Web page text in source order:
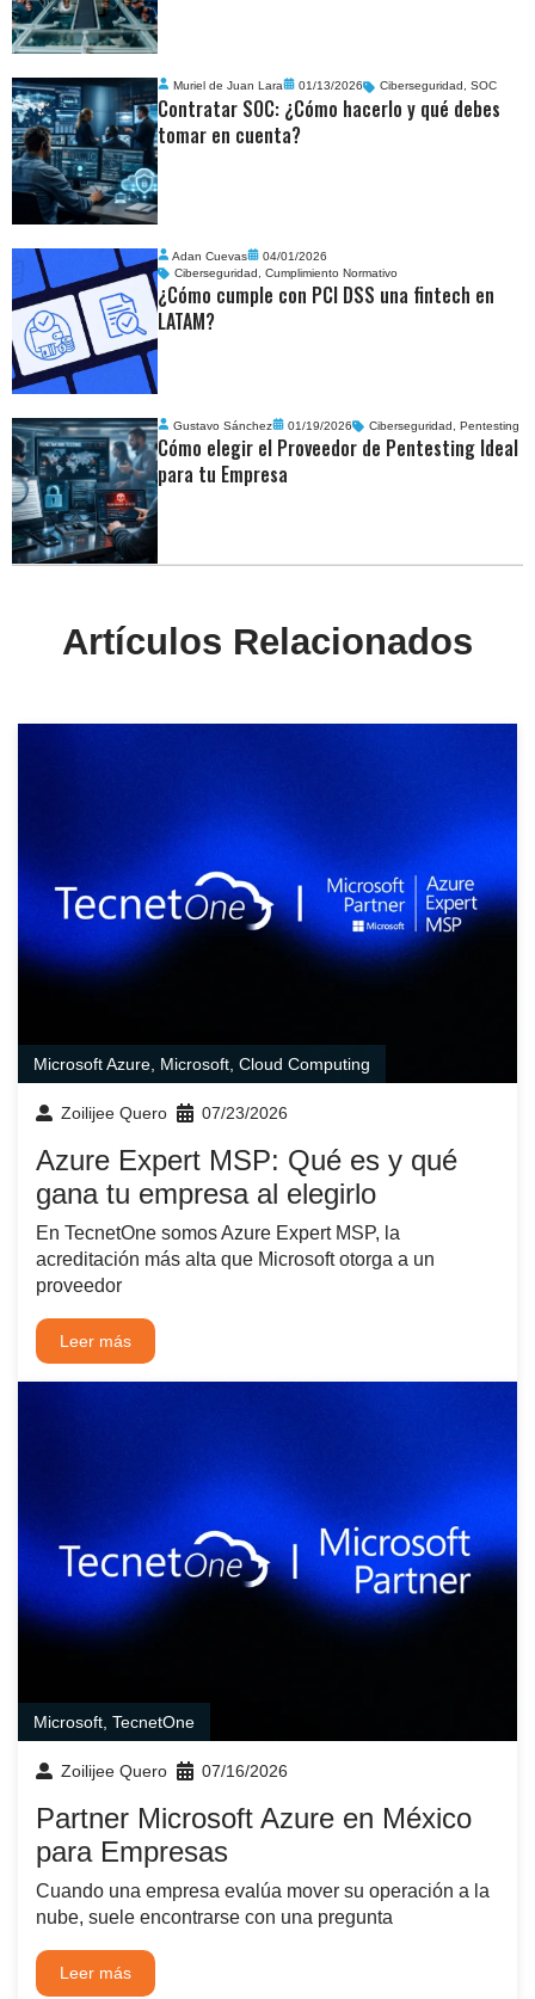
Muriel de Juan Lara 01/13/2026 Ciberseguridad ,SOC
Contratar SOC: ¿Cómo hacerlo y qué debes
tomar en cuenta?
Adan Cuevas
04/01/2026
Ciberseguridad
,Cumplimiento Normativo
¿Cómo cumple con PCI DSS una fintech en
LATAM?
Gustavo Sánchez 01/19/2026 Ciberseguridad ,Pentesting
Cómo elegir el Proveedor de Pentesting Ideal
para tu Empresa
Artículos Relacionados
Microsoft Azure Microsoft Cloud Computing
Zoilijee Quero 07/23/2026
Azure Expert MSP: Qué es y qué
gana tu empresa al elegirlo
En TecnetOne somos Azure Expert MSP, la
acreditación más alta que Microsoft otorga a un
proveedor
Leer más
Microsoft, TecnetOne
Zoilijee Quero 07/16/2026
Partner Microsoft Azure en México
para Empresas
Cuando una empresa evalúa mover su operación a la
nube, suele encontrarse con una pregunta
Leer más